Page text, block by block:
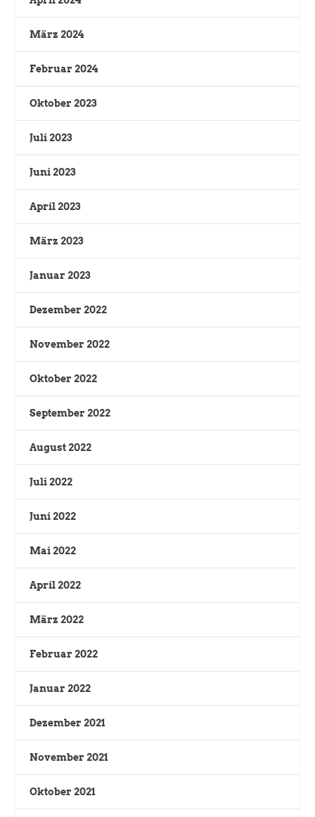
März 2024
Februar 2024
Oktober 2023
Juli 2023
Juni 2023
April 2023
März 2023
Januar 2023
Dezember 2022
November 2022
Oktober 2022
September 2022
August 2022
Juli 2022
Juni 2022
Mai 2022
April 2022
März 2022
Februar 2022
Januar 2022
Dezember 2021
November 2021
Oktober 2021